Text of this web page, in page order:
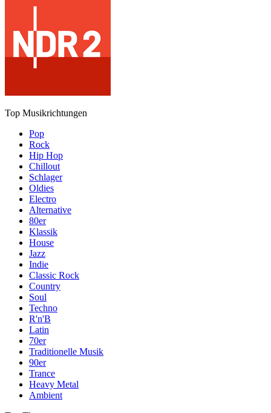
Top Musikrichtungen
Pop
Rock
Hip Hop
Chillout
Schlager
Oldies
Electro
Alternative
80er
Klassik
House
Jazz
Indie
Classic Rock
Country
Soul
Techno
R'n'B
Latin
70er
Traditionelle Musik
90er
Trance
Heavy Metal
Ambient